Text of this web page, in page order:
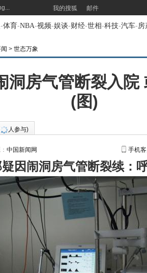
我的搜狐 邮件
-体育-NBA-视频-娱谈-财经-世相-科技-汽车-房
> 世态万象
洞房气管断裂入院
(图)
人参与)
中国新闻网 手机
因闹洞房气管断裂续：